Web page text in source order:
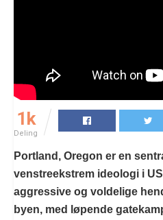
1k
Deling
Portland, Oregon er en
venstreekstrem ideologi i
aggressive og voldelige
byen, med løpende